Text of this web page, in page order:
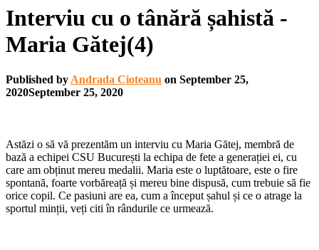
Interviu cu o tânără șahistă -
Maria Gătej(4)
Published by Andrada Cioteanu on September 25,
2020September 25, 2020
Astăzi o să vă prezentăm un interviu cu Maria Gătej, membră de
bază a echipei CSU București la echipa de fete a generației ei, cu
care am obținut mereu medalii. Maria este o luptătoare, este o fire
spontană, foarte vorbăreață și mereu bine dispusă, cum trebuie să fie
orice copil. Ce pasiuni are ea, cum a început șahul și ce o atrage la
sportul minții, veți citi în rândurile ce urmează.